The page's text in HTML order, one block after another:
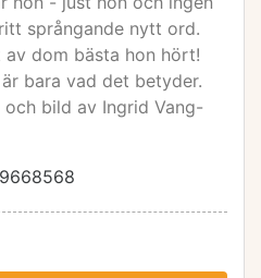
språngande nytt ord.
dom bästa hon hört!
bara vad det betyder.
bild av Ingrid Vang-